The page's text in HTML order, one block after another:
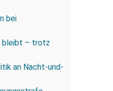
bei
bleibt – trotz
an Nacht-und-